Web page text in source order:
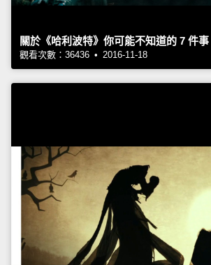
關於《哈利波特》你可能不知道的 7 件事
觀看次數：36436 • 2016-11-18